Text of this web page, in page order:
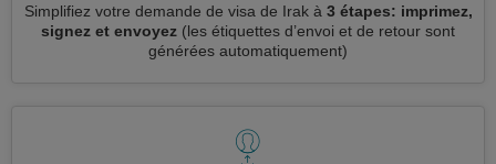
Simplifiez votre demande de visa de Irak à 3 étapes: imprimez,
signez et envoyez (les étiquettes d’envoi et de retour sont
générées automatiquement)